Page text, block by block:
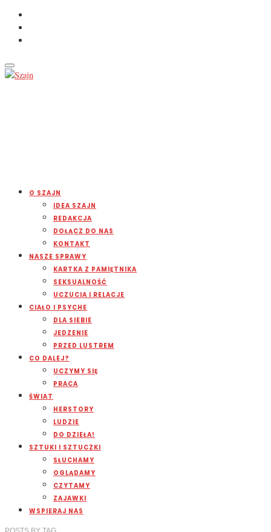
O SZAJN
IDEA SZAJN
REDAKCJA
DOŁĄCZ DO NAS
KONTAKT
NASZE SPRAWY
KARTKA Z PAMIĘTNIKA
SEKSUALNOŚĆ
UCZUCIA I RELACJE
CIAŁO I PSYCHE
DLA SIEBIE
JEDZENIE
PRZED LUSTREM
CO DALEJ?
UCZYMY SIĘ
PRACA
ŚWIAT
HERSTORY
LUDZIE
DO DZIEŁA!
SZTUKI I SZTUCZKI
SŁUCHAMY
OGLĄDAMY
CZYTAMY
ZAJAWKI
WSPIERAJ NAS